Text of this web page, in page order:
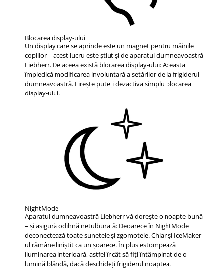
Blocarea display-ului
Un display care se aprinde este un magnet pentru mâinile
copiilor – acest lucru este ştiut şi de aparatul dumneavoastră
Liebherr. De aceea există blocarea display-ului: Aceasta
împiedică modificarea involuntară a setărilor de la frigiderul
dumneavoastră. Fireşte puteţi dezactiva simplu blocarea
display-ului.
NightMode
Aparatul dumneavoastră Liebherr vă doreşte o noapte bună
– şi asigură odihnă netulburată: Deoarece în NightMode
deconectează toate sunetele şi zgomotele. Chiar şi IceMaker-
ul rămâne liniştit ca un şoarece. În plus estompează
iluminarea interioară, astfel încât să fiţi întâmpinat de o
lumină blândă, dacă deschideţi frigiderul noaptea.